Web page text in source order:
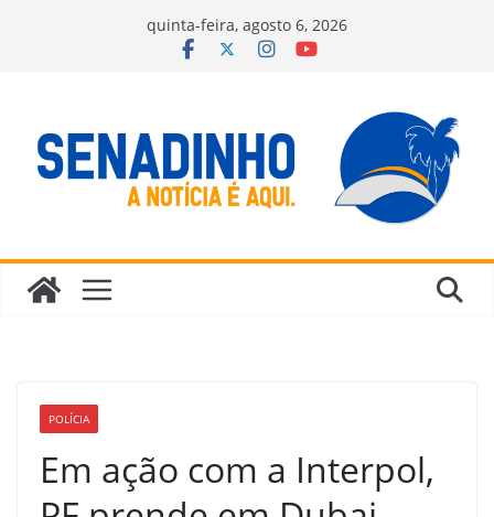
quinta-feira, agosto 6, 2026
POLÍCIA
Em ação com a Interpol,